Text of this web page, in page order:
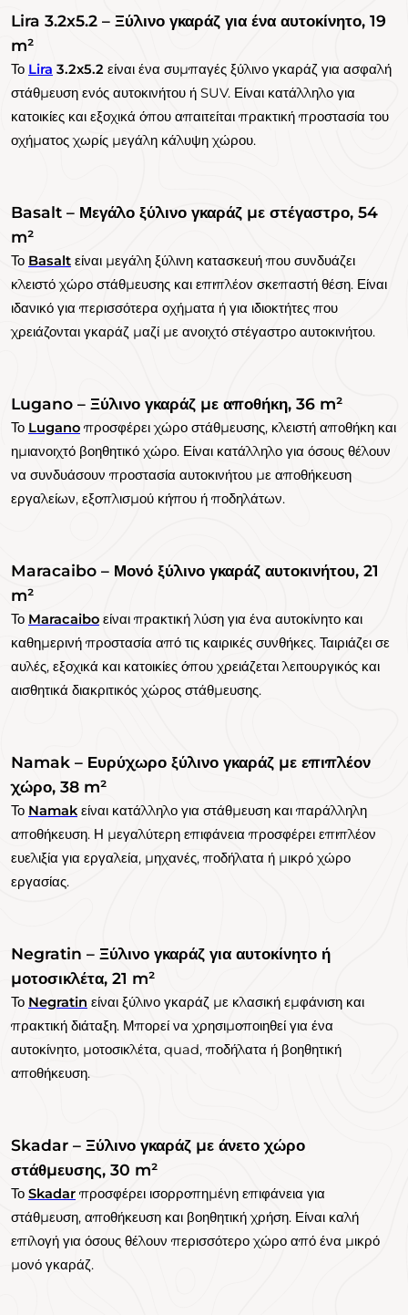
Lira 3.2x5.2 – Ξύλινο γκαράζ για ένα αυτοκίνητο, 19
m²
Το Lira 3.2x5.2 είναι ένα συμπαγές ξύλινο γκαράζ για ασφαλή
στάθμευση ενός αυτοκινήτου ή SUV. Είναι κατάλληλο για
κατοικίες και εξοχικά όπου απαιτείται πρακτική προστασία του
οχήματος χωρίς μεγάλη κάλυψη χώρου.
Basalt – Μεγάλο ξύλινο γκαράζ με στέγαστρο, 54
m²
Το Basalt είναι μεγάλη ξύλινη κατασκευή που συνδυάζει
κλειστό χώρο στάθμευσης και επιπλέον σκεπαστή θέση. Είναι
ιδανικό για περισσότερα οχήματα ή για ιδιοκτήτες που
χρειάζονται γκαράζ μαζί με ανοιχτό στέγαστρο αυτοκινήτου.
Lugano – Ξύλινο γκαράζ με αποθήκη, 36 m²
Το Lugano προσφέρει χώρο στάθμευσης, κλειστή αποθήκη και
ημιανοιχτό βοηθητικό χώρο. Είναι κατάλληλο για όσους θέλουν
να συνδυάσουν προστασία αυτοκινήτου με αποθήκευση
εργαλείων, εξοπλισμού κήπου ή ποδηλάτων.
Maracaibo – Μονό ξύλινο γκαράζ αυτοκινήτου, 21
m²
Το Maracaibo είναι πρακτική λύση για ένα αυτοκίνητο και
καθημερινή προστασία από τις καιρικές συνθήκες. Ταιριάζει σε
αυλές, εξοχικά και κατοικίες όπου χρειάζεται λειτουργικός και
αισθητικά διακριτικός χώρος στάθμευσης.
Namak – Ευρύχωρο ξύλινο γκαράζ με επιπλέον
χώρο, 38 m²
Το Namak είναι κατάλληλο για στάθμευση και παράλληλη
αποθήκευση. Η μεγαλύτερη επιφάνεια προσφέρει επιπλέον
ευελιξία για εργαλεία, μηχανές, ποδήλατα ή μικρό χώρο
εργασίας.
Negratin – Ξύλινο γκαράζ για αυτοκίνητο ή
μοτοσικλέτα, 21 m²
Το Negratin είναι ξύλινο γκαράζ με κλασική εμφάνιση και
πρακτική διάταξη. Μπορεί να χρησιμοποιηθεί για ένα
αυτοκίνητο, μοτοσικλέτα, quad, ποδήλατα ή βοηθητική
αποθήκευση.
Skadar – Ξύλινο γκαράζ με άνετο χώρο
στάθμευσης, 30 m²
Το Skadar προσφέρει ισορροπημένη επιφάνεια για
στάθμευση, αποθήκευση και βοηθητική χρήση. Είναι καλή
επιλογή για όσους θέλουν περισσότερο χώρο από ένα μικρό
μονό γκαράζ.